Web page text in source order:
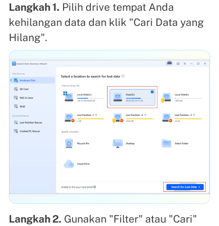
Langkah 1. Pilih drive tempat Anda
kehilangan data dan klik "Cari Data yang
Hilang".
Langkah 2. Gunakan "Filter" atau "Cari"